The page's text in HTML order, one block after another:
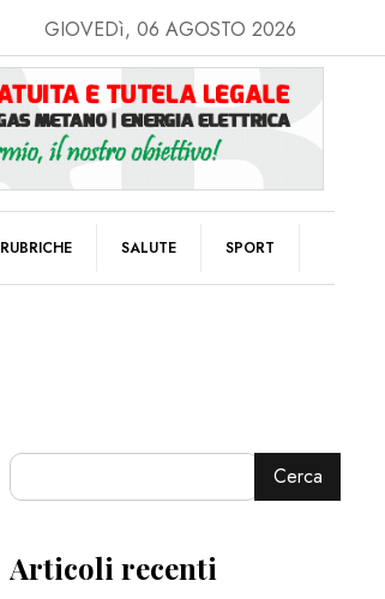
GIOVEDì, 06 AGOSTO 2026
RUBRICHE SALUTE SPORT
Cerca
Articoli recenti